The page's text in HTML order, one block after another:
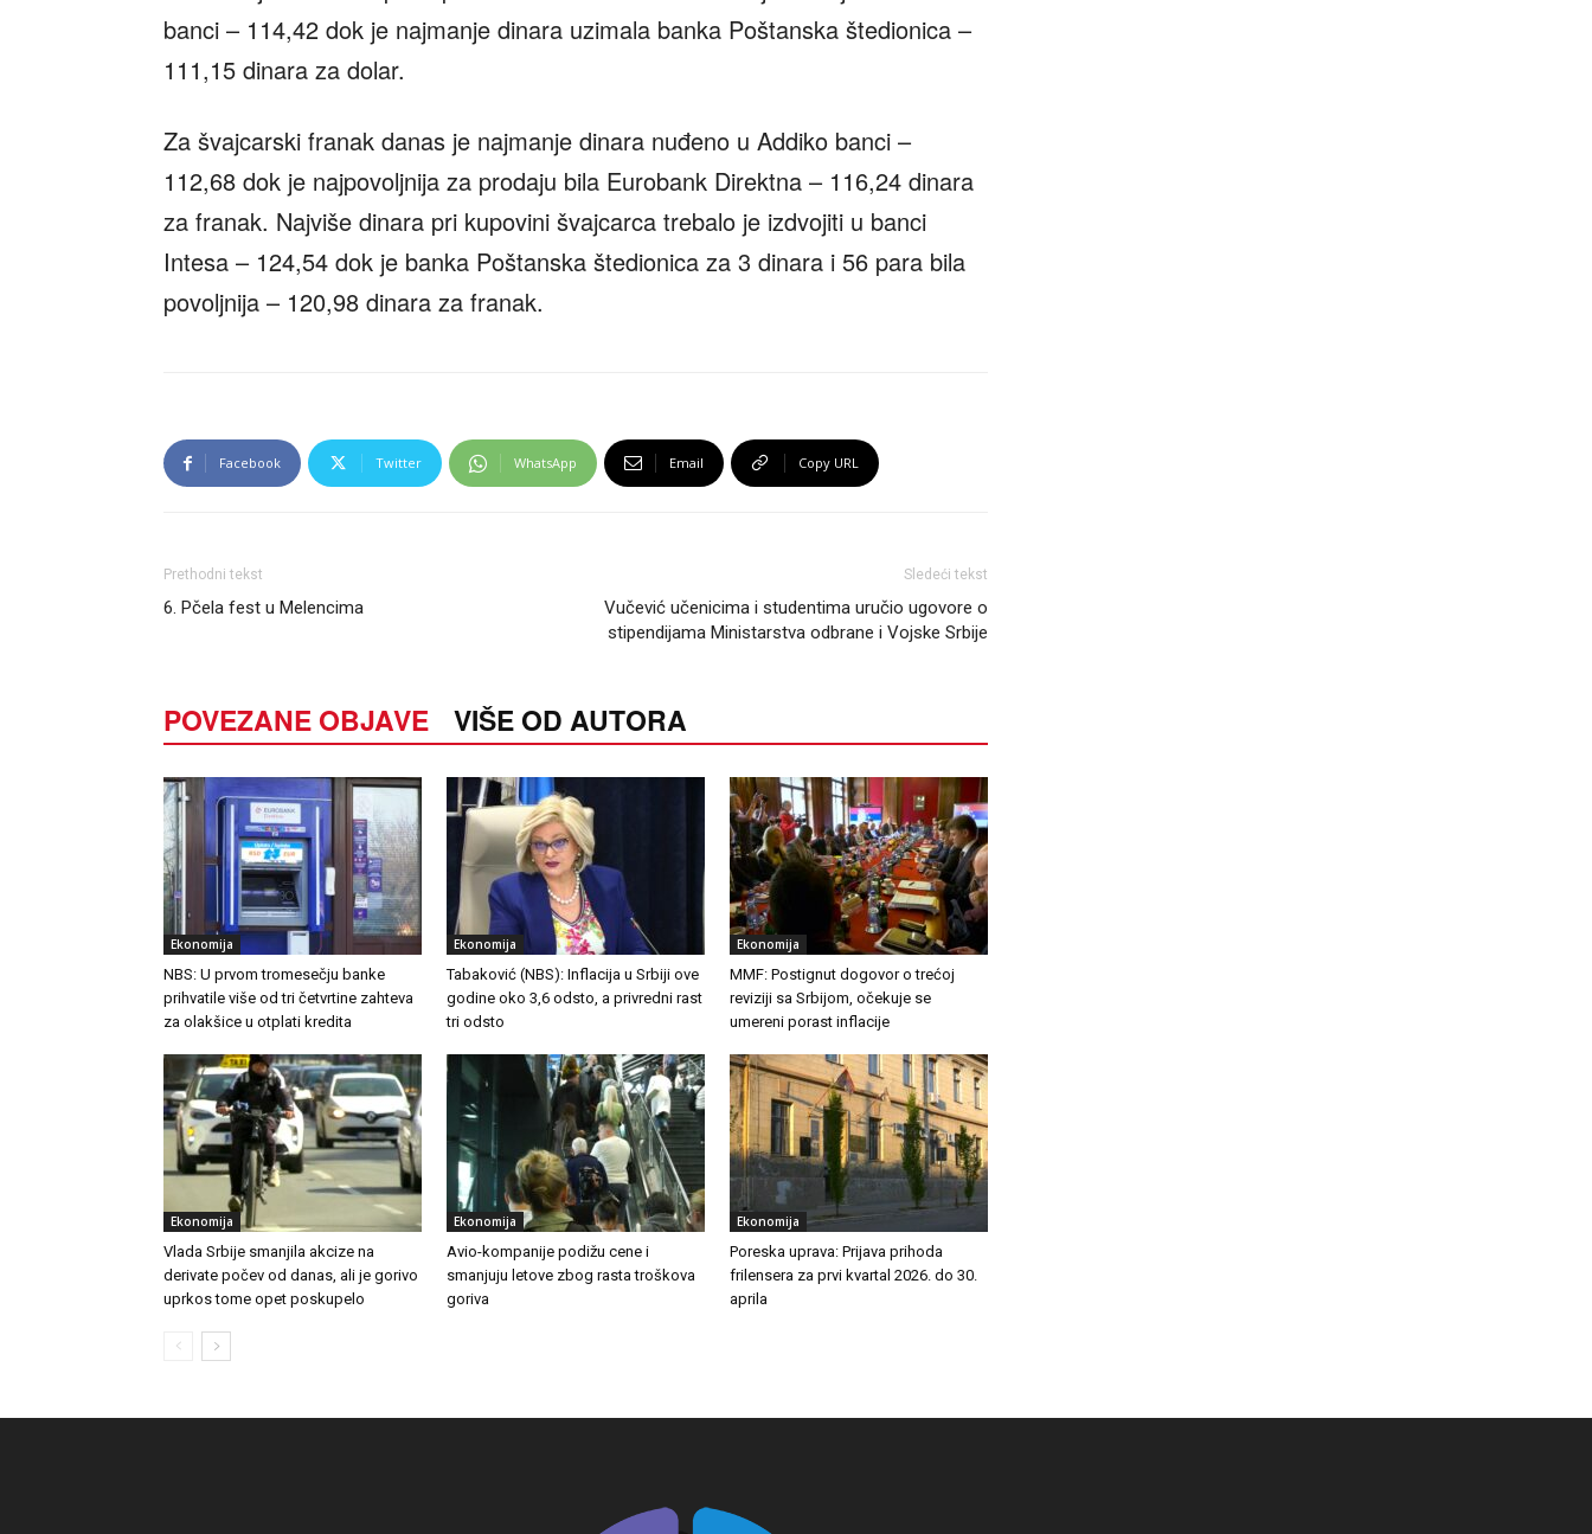
banci – 114,42 dok je najmanje dinara uzimala banka Poštanska štedionica –
111,15 dinara za dolar.
Za švajcarski franak danas je najmanje dinara nuđeno u Addiko banci –
112,68 dok je najpovoljnija za prodaju bila Eurobank Direktna – 116,24 dinara
za franak. Najviše dinara pri kupovini švajcarca trebalo je izdvojiti u banci
Intesa – 124,54 dok je banka Poštanska štedionica za 3 dinara i 56 para bila
povoljnija – 120,98 dinara za franak.
Facebook Twitter WhatsApp Email Copy URL
Prethodni tekst
6. Pčela fest u Melencima
Sledeći tekst
Vučević učenicima i studentima uručio ugovore o
stipendijama Ministarstva odbrane i Vojske Srbije
POVEZANE OBJAVE VIŠE OD AUTORA
Ekonomija
NBS: U prvom tromesečju banke
prihvatile više od tri četvrtine zahteva
za olakšice u otplati kredita
Ekonomija
Tabaković (NBS): Inflacija u Srbiji ove
godine oko 3,6 odsto, a privredni rast
tri odsto
Ekonomija
MMF: Postignut dogovor o trećoj
reviziji sa Srbijom, očekuje se
umereni porast inflacije
Ekonomija
Vlada Srbije smanjila akcize na
derivate počev od danas, ali je gorivo
uprkos tome opet poskupelo
Ekonomija
Avio-kompanije podižu cene i
smanjuju letove zbog rasta troškova
goriva
Ekonomija
Poreska uprava: Prijava prihoda
frilensera za prvi kvartal 2026. do 30.
aprila